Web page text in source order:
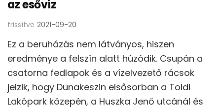
az esővíz
frissítve 2021-09-20
Ez a beruházás nem látványos, hiszen
eredménye a felszín alatt húzódik. Csupán a
csatorna fedlapok és a vízelvezető rácsok
jelzik, hogy Dunakeszin elsősorban a Toldi
Lakópark közepén, a Huszka Jenő utcánál és